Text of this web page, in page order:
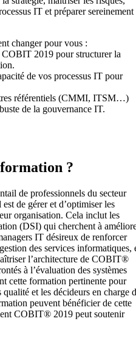
IT et préparer sereinement
changer pour vous :
COBIT 2019 pour structurer la
de vos processus IT pour
référentiels (CMMI, ITSM…)
de la gouvernance IT.
formation ?
de professionnels du secteur
de gérer et d’optimiser les
organisation. Cela inclut les
(DSI) qui cherchent à
IT désireux de renforcer
des services informatiques,
l’architecture de COBIT®
à l’évaluation des systèmes
cette formation pertinente pour
et les décideurs en charge
peuvent bénéficier de cette
COBIT® 2019 peut soutenir